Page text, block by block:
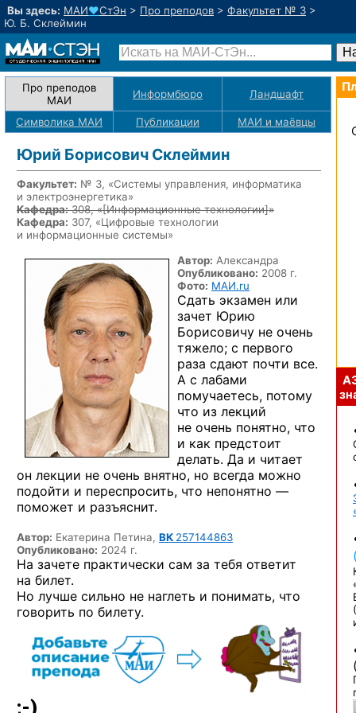
Вы здесь: МАИ♥СтЭн > Про преподов > Факультет № 3 >
Ю. Б. Склеймин
Про преподов
МАИ
Информбюро Ландшафт
Символика МАИ Публикации МАИ и маёвцы
Юрий Борисович Склеймин
Факультет: № 3, «Системы управления, информатика
и электроэнергетика»
Кафедра:308, «[Информационные технологии]»
Кафедра: 307, «Цифровые технологии
и информационные системы»
Автор: Александра
Опубликовано: 2008 г.
Фото: МАИ.ru
Сдать экзамен или
зачет Юрию
Борисовичу не очень
тяжело; с первого
раза сдают почти все.
А с лабами
помучаетесь, потому
что из лекций
не очень понятно, что
и как предстоит
делать. Да и читает
он лекции не очень внятно, но всегда можно
подойти и переспросить, что непонятно —
поможет и разъяснит.
Автор: Екатерина Петина, ВК 257144863
Опубликовано: 2024 г.
На зачете практически сам за тебя ответит
на билет.
Но лучше сильно не наглеть и понимать, что
говорить по билету.
(